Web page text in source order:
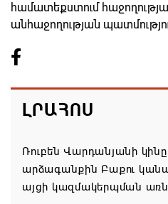
համատեքստում
անհաջողության
ԼՐԱՀՈՍ
Ռուբեն Վարդանյանի
արձագանքին Բաքու
այցի կազմակերպման